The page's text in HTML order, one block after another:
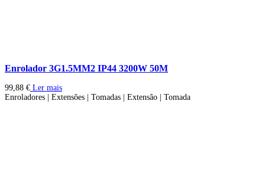
Enrolador 3G1.5MM2 IP44 3200W 50M
99,88 € Ler mais
Enroladores | Extensões | Tomadas | Extensão | Tomada